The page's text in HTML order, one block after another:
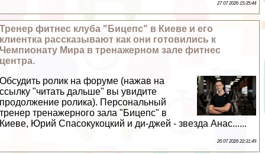
27 07 2026 15:35:44
Тренер фитнес клуба "Бицепс" в Киеве и его
клиентка рассказывают как они готовились к
Чемпионату Мира в тренажерном зале фитнес
центра.
Обсудить ролик на форуме (нажав на
ссылку "читать дальше" вы увидите
продолжение ролика). Персональный
тренер тренажерного зала "Бицепс" в
Киеве, Юрий Спасокукоцкий и ди-джей - звезда Анас......
26 07 2026 22:31:49